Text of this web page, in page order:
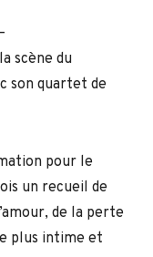
scène du
son quartet de
pour le
un recueil de
de la perte
plus intime et